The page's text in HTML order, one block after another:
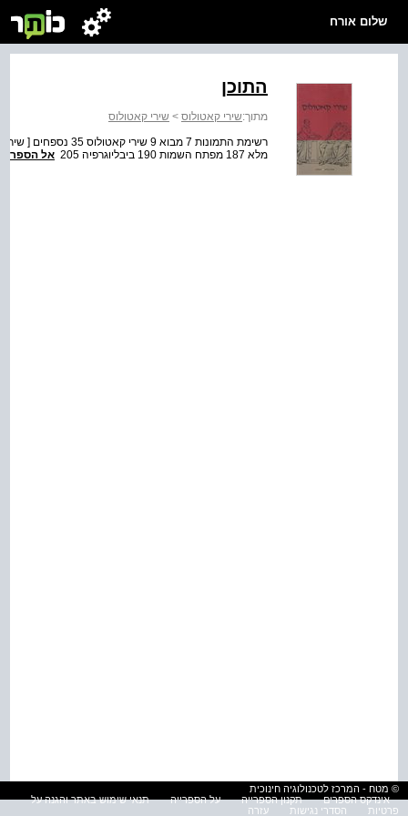
שלום אורח
התוכן
מתוך:שירי קאטולוס > שירי קאטולוס
מלא 187 מפתח השמות 190 ביבליוגרפיה 205 אל הספר
© מטח - המרכז לטכנולוגיה חינוכית
אינדקס הספרים
תקנון הספרייה על הספרייה
תנאי שימוש באתר והגנה על
פרטיות
הסדרי נגישות עזרה